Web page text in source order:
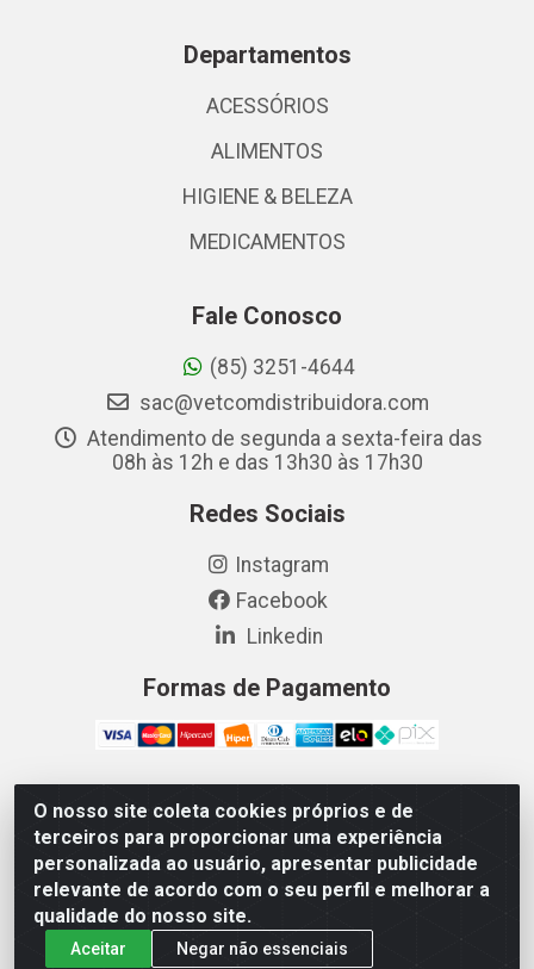
O nosso site coleta cookies próprios e de
terceiros para proporcionar uma experiência
personalizada ao usuário, apresentar publicidade
relevante de acordo com o seu perfil e melhorar a
qualidade do nosso site.
Aceitar Negar não essenciais
Departamentos
ACESSÓRIOS
ALIMENTOS
HIGIENE & BELEZA
MEDICAMENTOS
Fale Conosco
(85) 3251-4644
sac@vetcomdistribuidora.com
Atendimento de segunda a sexta-feira das
08h às 12h e das 13h30 às 17h30
Redes Sociais
Instagram
Facebook
Linkedin
Formas de Pagamento
Vetcom Distribuidora de Rações LTDA - Rua Maximiano
Barreto, 1040 - Barroso, Fortaleza/CE - CEP 60.863-260
- CNPJ 26.133.872/0001-11